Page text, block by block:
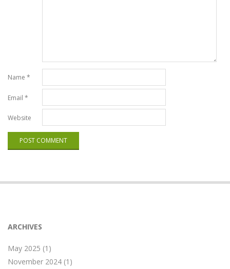
Name *
Email *
Website
ARCHIVES
May 2025 (1)
November 2024 (1)